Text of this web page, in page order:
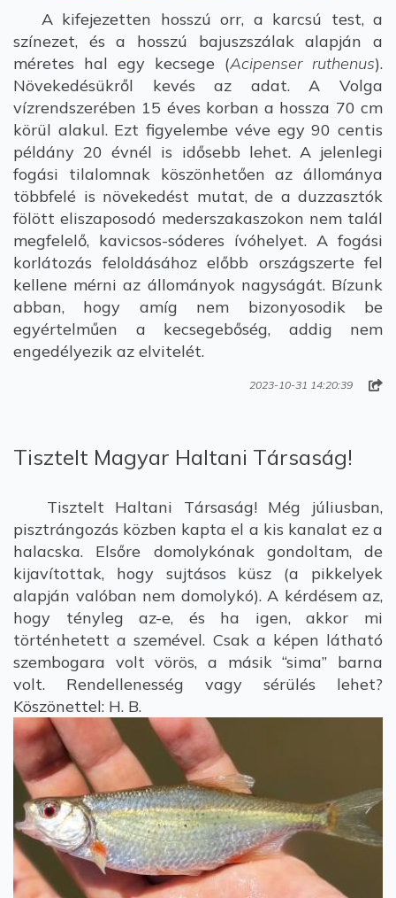
A kifejezetten hosszú orr, a karcsú test, a
színezet, és a hosszú bajuszszálak alapján a
méretes hal egy kecsege (Acipenser ruthenus).
Növekedésükről kevés az adat. A Volga
vízrendszerében 15 éves korban a hossza 70 cm
körül alakul. Ezt figyelembe véve egy 90 centis
példány 20 évnél is idősebb lehet. A jelenlegi
fogási tilalomnak köszönhetően az állománya
többfelé is növekedést mutat, de a duzzasztók
fölött eliszaposodó mederszakaszokon nem talál
megfelelő, kavicsos-sóderes ívóhelyet. A fogási
korlátozás feloldásához előbb országszerte fel
kellene mérni az állományok nagyságát. Bízunk
abban, hogy amíg nem bizonyosodik be
egyértelműen a kecsegebőség, addig nem
engedélyezik az elvitelét.
2023-10-31 14:20:39
Tisztelt Magyar Haltani Társaság!
Tisztelt Haltani Társaság! Még júliusban,
pisztrángozás közben kapta el a kis kanalat ez a
halacska. Elsőre domolykónak gondoltam, de
kijavítottak, hogy sujtásos küsz (a pikkelyek
alapján valóban nem domolykó). A kérdésem az,
hogy tényleg az-e, és ha igen, akkor mi
történhetett a szemével. Csak a képen látható
szembogara volt vörös, a másik “sima” barna
volt. Rendellenesség vagy sérülés lehet?
Köszönettel: H. B.